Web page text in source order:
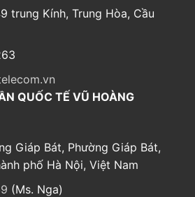
trung Kính, Trung Hòa, Cầu
QUỐC TẾ VŨ HOÀNG
Giáp Bát, Phường Giáp Bát,
phố Hà Nội, Việt Nam
(Ms. Nga)